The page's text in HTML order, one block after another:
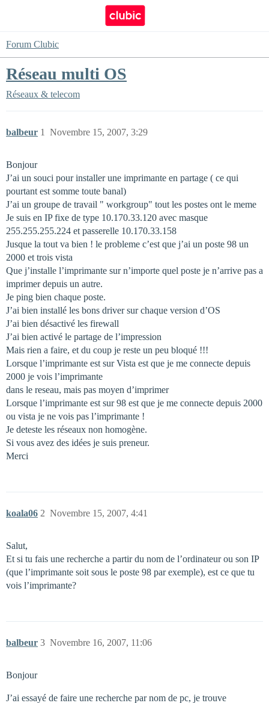
Forum Clubic
Réseau multi OS
Réseaux & telecom
balbeur Novembre 15, 2007, 3:29
1
Bonjour
J’ai un souci pour installer une imprimante en partage ( ce qui
pourtant est somme toute banal)
J’ai un groupe de travail " workgroup" tout les postes ont le meme
Je suis en IP fixe de type 10.170.33.120 avec masque
255.255.255.224 et passerelle 10.170.33.158
Jusque la tout va bien ! le probleme c’est que j’ai un poste 98 un
2000 et trois vista
Que j’installe l’imprimante sur n’importe quel poste je n’arrive pas a
imprimer depuis un autre.
Je ping bien chaque poste.
J’ai bien installé les bons driver sur chaque version d’OS
J’ai bien désactivé les firewall
J’ai bien activé le partage de l’impression
Mais rien a faire, et du coup je reste un peu bloqué !!!
Lorsque l’imprimante est sur Vista est que je me connecte depuis
2000 je vois l’imprimante
dans le reseau, mais pas moyen d’imprimer
Lorsque l’imprimante est sur 98 est que je me connecte depuis 2000
ou vista je ne vois pas l’imprimante !
Je deteste les réseaux non homogène.
Si vous avez des idées je suis preneur.
Merci
koala06 Novembre 15, 2007, 4:41
2
Salut,
Et si tu fais une recherche a partir du nom de l’ordinateur ou son IP
(que l’imprimante soit sous le poste 98 par exemple), est ce que tu
vois l’imprimante?
balbeur Novembre 16, 2007, 11:06
3
Bonjour
J’ai essayé de faire une recherche par nom de pc, je trouve